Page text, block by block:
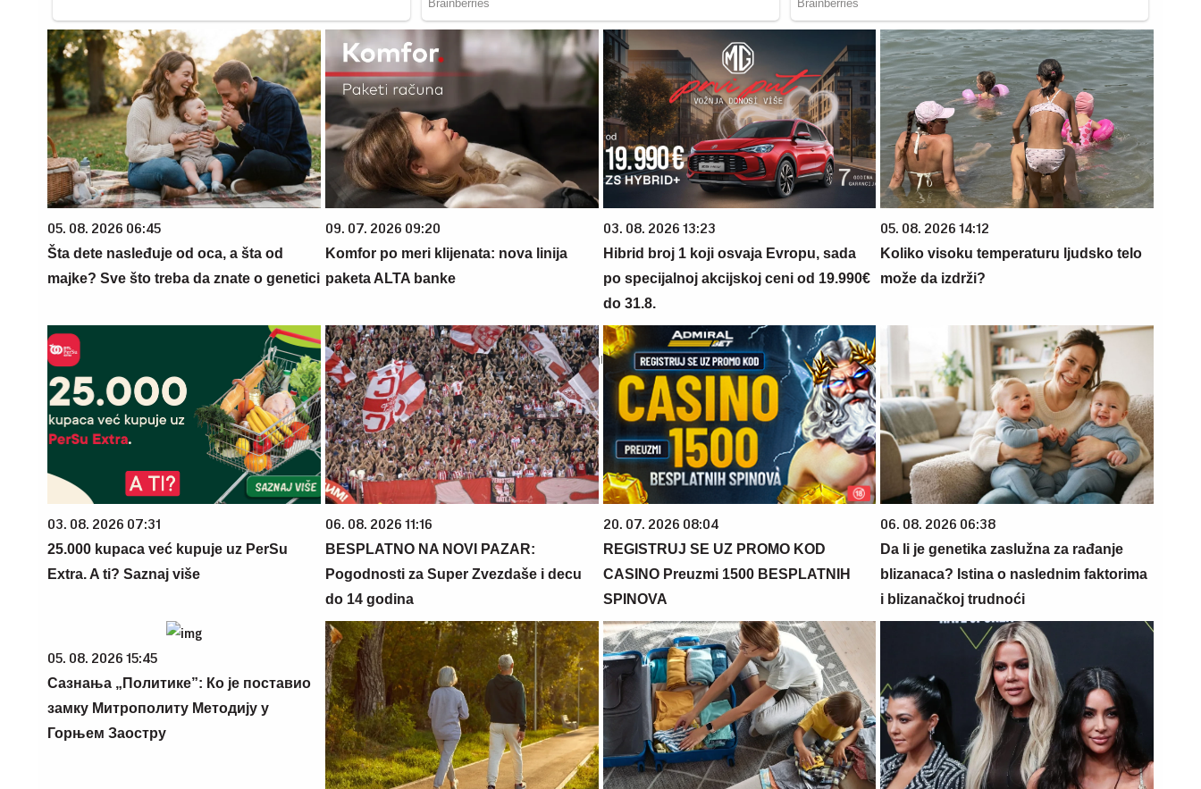
05. 08. 2026 06:45
Šta dete nasleđuje od oca, a šta od
majke? Sve što treba da znate o genetici
09. 07. 2026 09:20
Komfor po meri klijenata: nova linija
paketa ALTA banke
03. 08. 2026 13:23
Hibrid broj 1 koji osvaja Evropu, sada
po specijalnoj akcijskoj ceni od 19.990€
do 31.8.
05. 08. 2026 14:12
Koliko visoku temperaturu ljudsko telo
može da izdrži?
03. 08. 2026 07:31
25.000 kupaca već kupuje uz PerSu
Extra. A ti? Saznaj više
06. 08. 2026 11:16
BESPLATNO NA NOVI PAZAR:
Pogodnosti za Super Zvezdaše i decu
do 14 godina
20. 07. 2026 08:04
REGISTRUJ SE UZ PROMO KOD
CASINO Preuzmi 1500 BESPLATNIH
SPINOVA
06. 08. 2026 06:38
Da li je genetika zaslužna za rađanje
blizanaca? Istina o naslednim faktorima
i blizanačkoj trudnoći
05. 08. 2026 15:45
Сазнања „Политике”: Ко је поставио
замку Митрополиту Методију у
Горњем Заостру